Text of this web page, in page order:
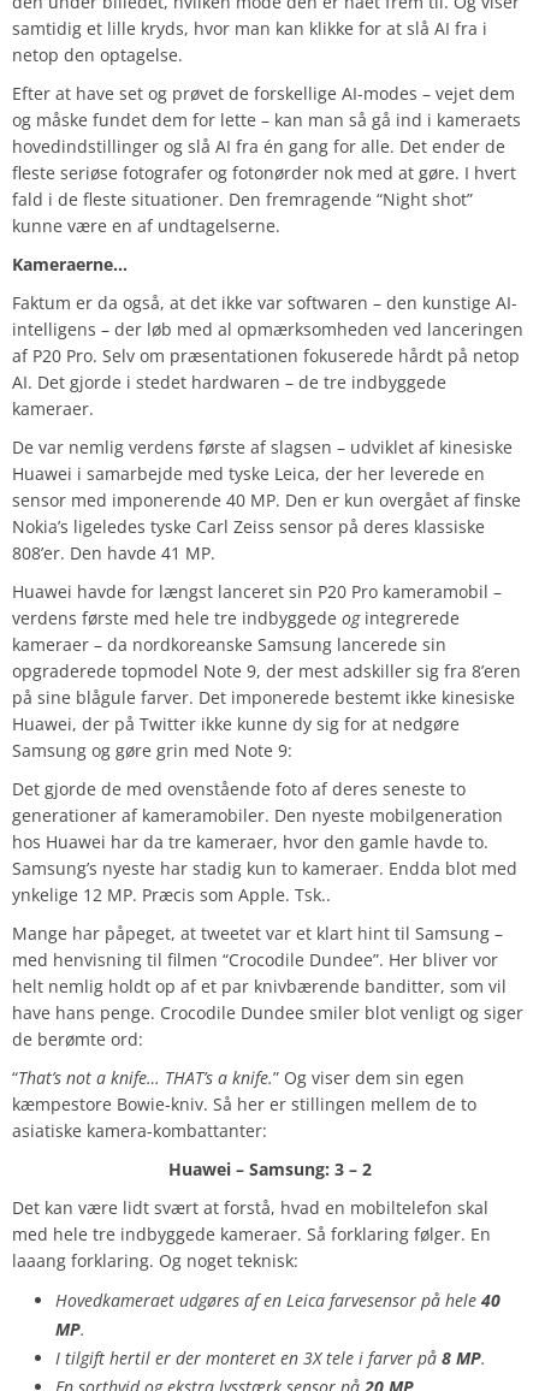
samtidig et lille kryds, hvor man kan klikke for at slå AI fra i
netop den optagelse.
Efter at have set og prøvet de forskellige AI-modes – vejet dem
og måske fundet dem for lette – kan man så gå ind i kameraets
hovedindstillinger og slå AI fra én gang for alle. Det ender de
fleste seriøse fotografer og fotonørder nok med at gøre. I hvert
fald i de fleste situationer. Den fremragende “Night shot”
kunne være en af undtagelserne.
Kameraerne…
Faktum er da også, at det ikke var softwaren – den kunstige AI-
intelligens – der løb med al opmærksomheden ved lanceringen
af P20 Pro. Selv om præsentationen fokuserede hårdt på netop
AI. Det gjorde i stedet hardwaren – de tre indbyggede
kameraer.
De var nemlig verdens første af slagsen – udviklet af kinesiske
Huawei i samarbejde med tyske Leica, der her leverede en
sensor med imponerende 40 MP. Den er kun overgået af finske
Nokia’s ligeledes tyske Carl Zeiss sensor på deres klassiske
808’er. Den havde 41 MP.
Huawei havde for længst lanceret sin P20 Pro kameramobil –
verdens første med hele tre indbyggede ogintegrerede
kameraer – da nordkoreanske Samsung lancerede sin
opgraderede topmodel Note 9, der mest adskiller sig fra 8’eren
på sine blågule farver. Det imponerede bestemt ikke kinesiske
Huawei, der på Twitter ikke kunne dy sig for at nedgøre
Samsung og gøre grin med Note 9:
Det gjorde de med ovenstående foto af deres seneste to
generationer af kameramobiler. Den nyeste mobilgeneration
hos Huawei har da tre kameraer, hvor den gamle havde to.
Samsung’s nyeste har stadig kun to kameraer. Endda blot med
ynkelige 12 MP. Præcis som Apple. Tsk..
Mange har påpeget, at tweetet var et klart hint til Samsung –
med henvisning til filmen “Crocodile Dundee”. Her bliver vor
helt nemlig holdt op af et par knivbærende banditter, som vil
have hans penge. Crocodile Dundee smiler blot venligt og siger
de berømte ord:
“That’s not a knife… THAT’s a knife.” Og viser dem sin egen
kæmpestore Bowie-kniv. Så her er stillingen mellem de to
asiatiske kamera-kombattanter:
Huawei – Samsung: 3 – 2
Det kan være lidt svært at forstå, hvad en mobiltelefon skal
med hele tre indbyggede kameraer. Så forklaring følger. En
laaang forklaring. Og noget teknisk:
Hovedkameraet udgøres af en Leica farvesensor på hele 40
MP.
I tilgift hertil er der monteret en 3X tele i farver på 8 MP.